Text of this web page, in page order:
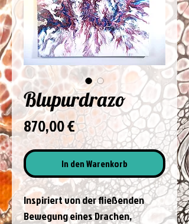
Blupurdrazo
870,00 €Preis
In den Warenkorb
Inspiriert von der fließenden
Bewegung eines Drachen,